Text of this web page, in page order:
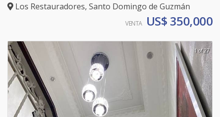
Los Restauradores, Santo Domingo de Guzmán
VENTA US$ 350,000
1 of 27